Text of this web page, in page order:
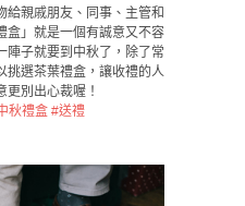
給親戚朋友、同事、主管和
盒」就是一個有誠意又不容
陣子就要到中秋了，除了常
挑選茶葉禮盒，讓收禮的人
別出心裁喔！
秋禮盒 #送禮